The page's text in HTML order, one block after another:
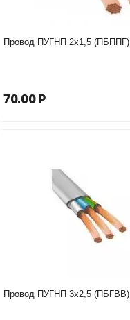
Провод ПУГНП 2х1,5 (ПБППГ)
70.00 Р